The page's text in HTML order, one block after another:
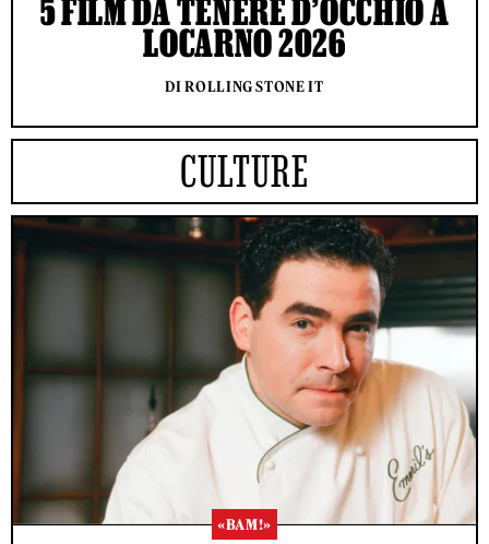
5 FILM DA TENERE D’OCCHIO A
LOCARNO 2026
DI ROLLING STONE IT
CULTURE
«BAM!»